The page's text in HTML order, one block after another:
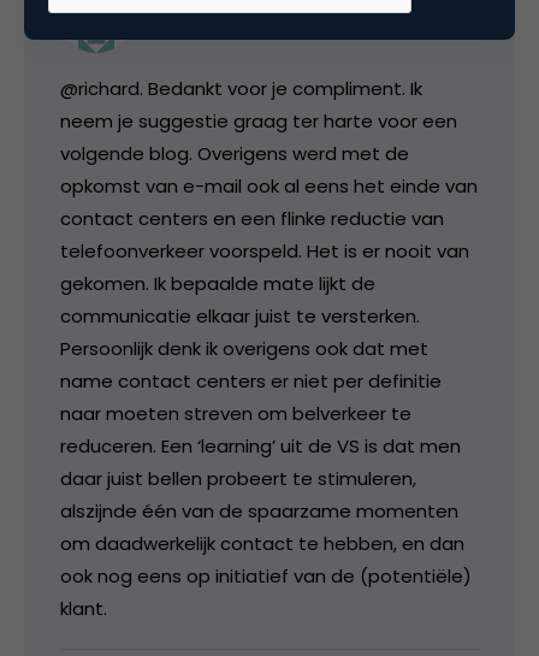
ekruize
@richard. Bedankt voor je compliment. Ik
neem je suggestie graag ter harte voor een
volgende blog. Overigens werd met de
opkomst van e-mail ook al eens het einde van
contact centers en een flinke reductie van
telefoonverkeer voorspeld. Het is er nooit van
gekomen. Ik bepaalde mate lijkt de
communicatie elkaar juist te versterken.
Persoonlijk denk ik overigens ook dat met
name contact centers er niet per definitie
naar moeten streven om belverkeer te
reduceren. Een ‘learning’ uit de VS is dat men
daar juist bellen probeert te stimuleren,
alszijnde één van de spaarzame momenten
om daadwerkelijk contact te hebben, en dan
ook nog eens op initiatief van de (potentiële)
klant.